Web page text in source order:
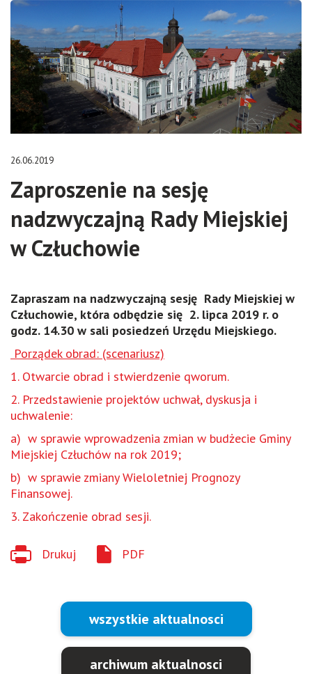
26.06.2019
Zaproszenie na sesję
nadzwyczajną Rady Miejskiej
w Człuchowie
Zapraszam na nadzwyczajną sesję Rady Miejskiej w
Człuchowie, która odbędzie się 2. lipca 2019 r. o
godz. 14.30 w sali posiedzeń Urzędu Miejskiego.
Porządek obrad: (scenariusz)
1. Otwarcie obrad i stwierdzenie qworum.
2. Przedstawienie projektów uchwał, dyskusja i
uchwalenie:
a) w sprawie wprowadzenia zmian w budżecie Gminy
Miejskiej Człuchów na rok 2019;
b) w sprawie zmiany Wieloletniej Prognozy
Finansowej.
3. Zakończenie obrad sesji.
Drukuj PDF
wszystkie aktualnosci
archiwum aktualnosci